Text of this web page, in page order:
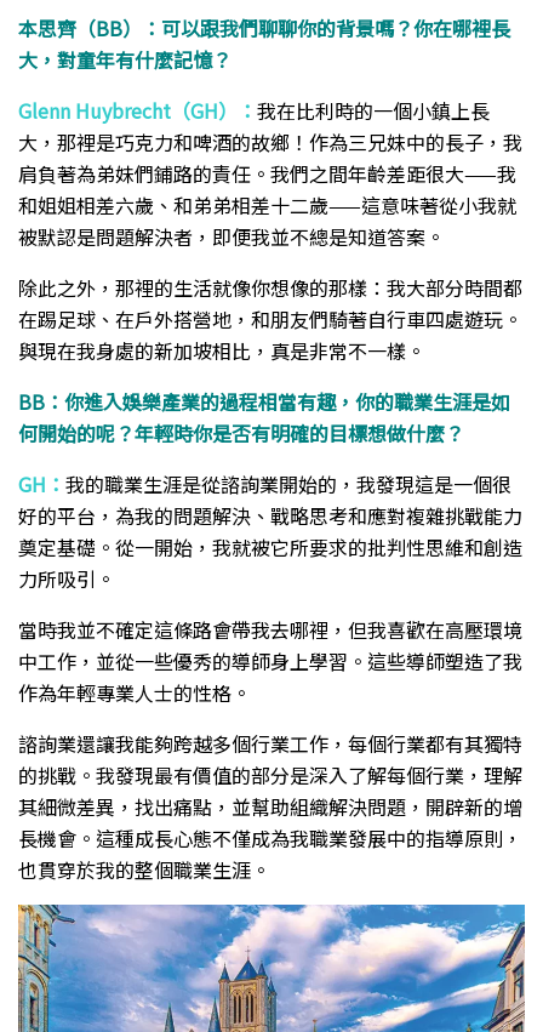
本思齊（BB）：可以跟我們聊聊你的背景嗎？你在哪裡長
大，對童年有什麼記憶？
Glenn Huybrecht（GH）： 我在比利時的一個小鎮上長
大，那裡是巧克力和啤酒的故鄉！作為三兄妹中的長子，我
肩負著為弟妹們鋪路的責任。我們之間年齡差距很大——我
和姐姐相差六歲、和弟弟相差十二歲——這意味著從小我就
被默認是問題解決者，即便我並不總是知道答案。
除此之外，那裡的生活就像你想像的那樣：我大部分時間都
在踢足球、在戶外搭營地，和朋友們騎著自行車四處遊玩。
與現在我身處的新加坡相比，真是非常不一樣。
BB：你進入娛樂產業的過程相當有趣，你的職業生涯是如
何開始的呢？年輕時你是否有明確的目標想做什麼？
GH： 我的職業生涯是從諮詢業開始的，我發現這是一個很
好的平台，為我的問題解決、戰略思考和應對複雜挑戰能力
奠定基礎。從一開始，我就被它所要求的批判性思維和創造
力所吸引。
當時我並不確定這條路會帶我去哪裡，但我喜歡在高壓環境
中工作，並從一些優秀的導師身上學習。這些導師塑造了我
作為年輕專業人士的性格。
諮詢業還讓我能夠跨越多個行業工作，每個行業都有其獨特
的挑戰。我發現最有價值的部分是深入了解每個行業，理解
其細微差異，找出痛點，並幫助組織解決問題，開辟新的增
長機會。這種成長心態不僅成為我職業發展中的指導原則，
也貫穿於我的整個職業生涯。